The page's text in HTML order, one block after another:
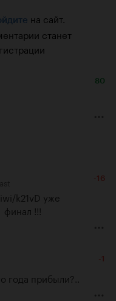
на сайт.
станет
80
-16
k21vD уже
финал !!!
-1
года прибыли?..